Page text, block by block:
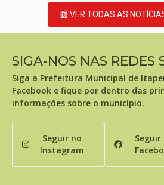
📰 VER TODAS AS
SIGA-NOS NAS REDES
Siga a Prefeitura Municipal de
Facebook e fique por dentro das
informações sobre o município.
Seguir no
Instagram
Seguir